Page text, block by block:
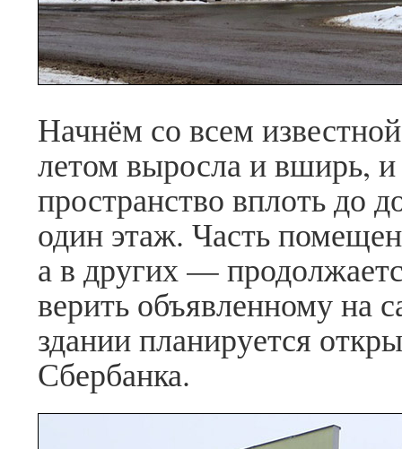
Начнём со всем
летом выросла и вширь,
пространство вплоть до
один этаж. Часть
а в других —
верить объявленному на
здании планируется
Сбербанка.